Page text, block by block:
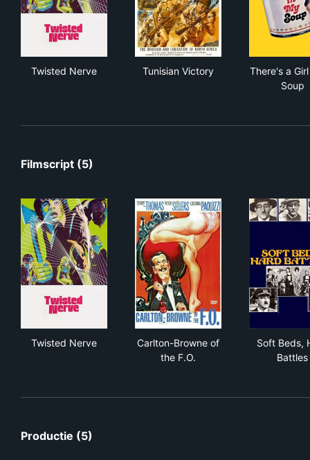
Twisted Nerve Tunisian Victory
There's a
Soup
Filmscript (5)
Twisted Nerve
Carlton-Browne of
the F.O.
Soft Beds,
Battles
Productie (5)